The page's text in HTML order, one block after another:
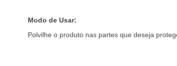
Modo de Usar:
Polvilhe o produto nas partes que deseja